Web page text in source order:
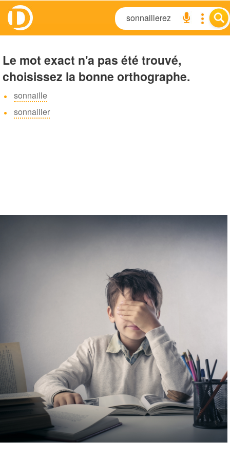
Le mot exact n'a pas été trouvé,
choisissez la bonne orthographe.
sonnaille
sonnailler